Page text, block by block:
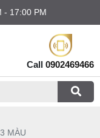
- 17:00 PM
Call 0902469466
MÀU